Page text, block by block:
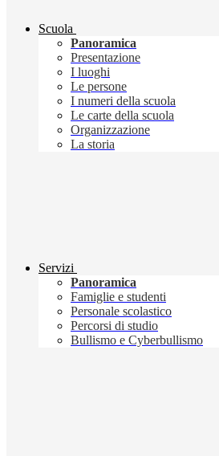
Scuola
Panoramica
Presentazione
I luoghi
Le persone
I numeri della scuola
Le carte della scuola
Organizzazione
La storia
Servizi
Panoramica
Famiglie e studenti
Personale scolastico
Percorsi di studio
Bullismo e Cyberbullismo